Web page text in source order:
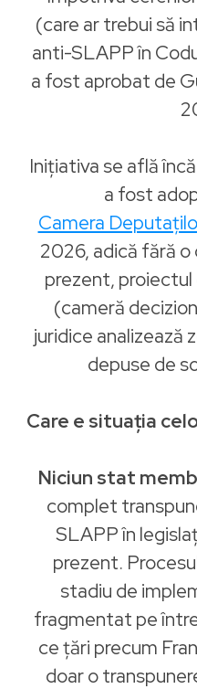
(care ar trebui să
anti-SLAPP în
a fost aprobat de
Inițiativa se află
a fost
Camera
2026, adică fără
prezent,
(cameră
juridice analizează
depuse de
Care e situația
Niciun stat
complet
SLAPP în
prezent.
stadiu de
fragmentat pe
ce țări precum
doar o